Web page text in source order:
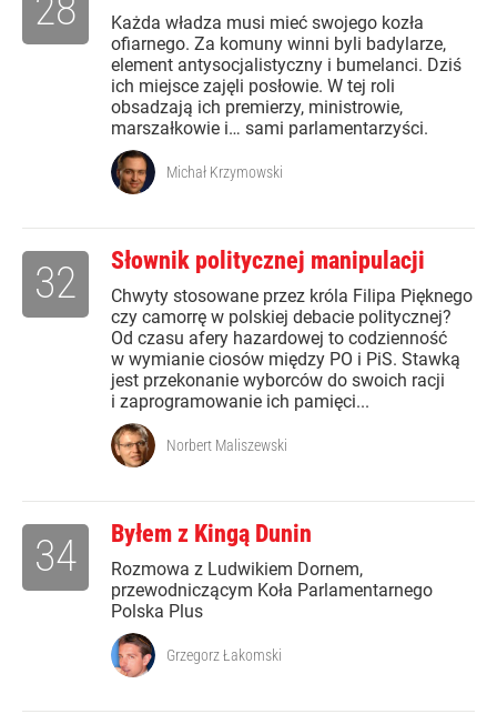
Każda władza musi mieć swojego kozła
ofiarnego. Za komuny winni byli badylarze,
element antysocjalistyczny i bumelanci. Dziś
ich miejsce zajęli posłowie. W tej roli
obsadzają ich premierzy, ministrowie,
marszałkowie i… sami parlamentarzyści.
Michał Krzymowski
Słownik politycznej manipulacji
Chwyty stosowane przez króla Filipa Pięknego
czy camorrę w polskiej debacie politycznej?
Od czasu afery hazardowej to codzienność
w wymianie ciosów między PO i PiS. Stawką
jest przekonanie wyborców do swoich racji
i zaprogramowanie ich pamięci...
32
Norbert Maliszewski
Byłem z Kingą Dunin
Rozmowa z Ludwikiem Dornem,
przewodniczącym Koła Parlamentarnego
Polska Plus
34
Grzegorz Łakomski